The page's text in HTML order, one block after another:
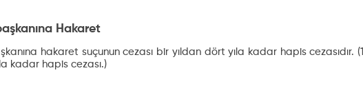
Hakaret
hakaret suçunun cezası bir yıldan dört yıla kadar hapis cezasıdır. (1
kadar hapis cezası.)